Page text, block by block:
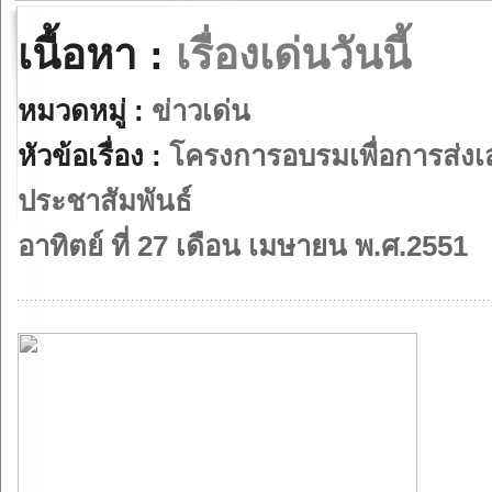
เนื้อหา : เรื่องเด่นวันนี้
หมวดหมู่ : ข่าวเด่น
หัวข้อเรื่อง : โครงการอบรมเพื่อการส่
ประชาสัมพันธ์
อาทิตย์ ที่ 27 เดือน เมษายน พ.ศ.2551